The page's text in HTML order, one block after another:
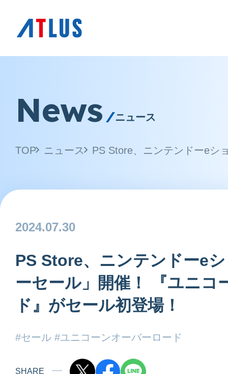
News ニュース
TOP ニュース
2024.07.30
PS Store、ニンテンドーe
ーセール」開催！​ 『ユニコ
ド』がセール初登場！
#セール #ユニコーンオーバーロード
SHARE